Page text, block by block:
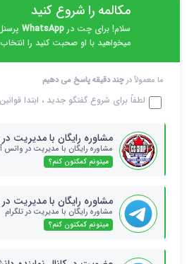
مجسمه های Engels و Marx هم چنین ؛
مجسمه هایی از مجسمه هایی است
فاصله این پارک با اتوبوس از شهر حدود ۴۵ دقیقه
مجار ها در شهر بوداپست و دیگر
از آن زمان تا زمان حمله مغول در
میلادی شهر بوداپست در اختیار
مکالمه را شروع کنید
سلام! برای چت در WhatsApp
میخواهید با او صحبت کنید را انتخاب
ما معمولاً درچند دقیقه پاسخ می دهیم
لطفاً برای شروع گفتگو جدید ، ابتدا قوانین
مشاوره رایگان با مدیریت
مشاوره رایگان با مدیریت در واتس
میتونم کمکتون کنم؟
مشاوره رایگان با مدیریت در
مشاوره رایگان با مدیریت در تلگرام
میتونم کمکتون کنم؟